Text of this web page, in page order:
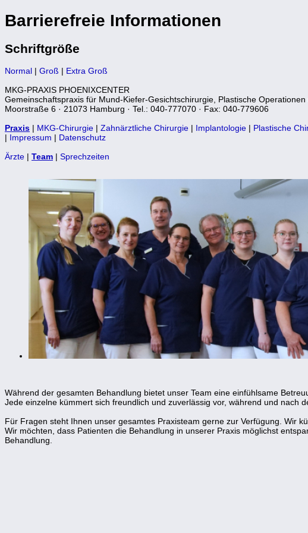
Barrierefreie Informationen
Schriftgröße
Normal | Groß | Extra Groß
MKG-PRAXIS PHOENIXCENTER
Gemeinschaftspraxis für Mund-Kiefer-Gesichtschirurgie, Plastische
Moorstraße 6 · 21073 Hamburg · Tel.: 040-777070 · Fax: 040-779606
Praxis | MKG-Chirurgie | Zahnärztliche Chirurgie | Implantologie | Plastische
| Impressum | Datenschutz
Ärzte | Team | Sprechzeiten
Während der gesamten Behandlung bietet unser Team eine einfühlsame
Jede einzelne kümmert sich freundlich und zuverlässig vor, während und nach
Für Fragen steht Ihnen unser gesamtes Praxisteam gerne zur Verfügung. Wir
Wir möchten, dass Patienten die Behandlung in unserer Praxis möglichst
Behandlung.